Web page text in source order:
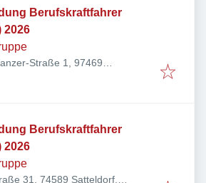
Berufskraftfahrer
2026
Straße 1, 97469
Deutschland
Berufskraftfahrer
2026
31, 74589 Satteldorf,